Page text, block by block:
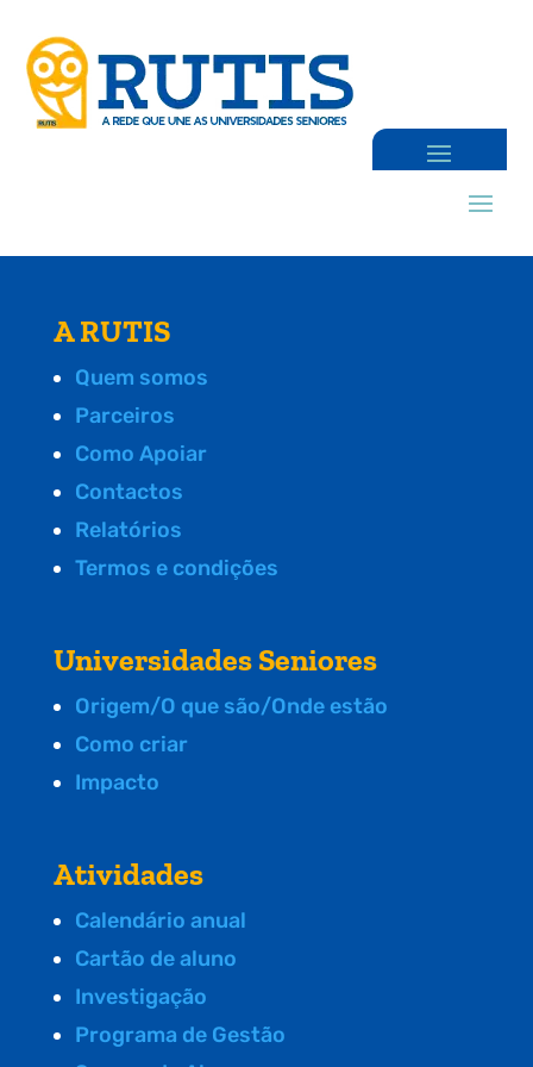
A RUTIS
Quem somos
Parceiros
Como Apoiar
Contactos
Relatórios
Termos e condições
Universidades Seniores
Origem/O que são/Onde estão
Como criar
Impacto
Atividades
Calendário anual
Cartão de aluno
Investigação
Programa de Gestão